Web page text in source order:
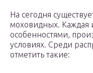
На сегодня
моховидных. Каждая
особенностями,
условиях. Среди
отметить такие: